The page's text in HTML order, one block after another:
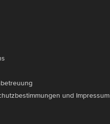
und Impressum